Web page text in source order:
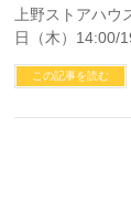
上野ストアハ
日（木）14:00/
この記事を読む